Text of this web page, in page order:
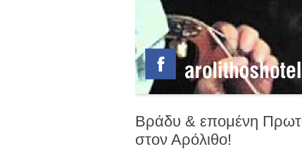
Βράδυ & επομένη
στον Αρόλιθο!